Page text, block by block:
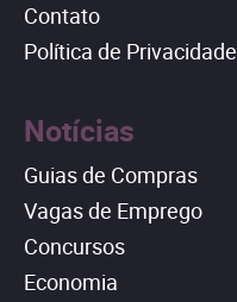
Contato
Política de Privacidade
Notícias
Guias de Compras
Vagas de Emprego
Concursos
Economia